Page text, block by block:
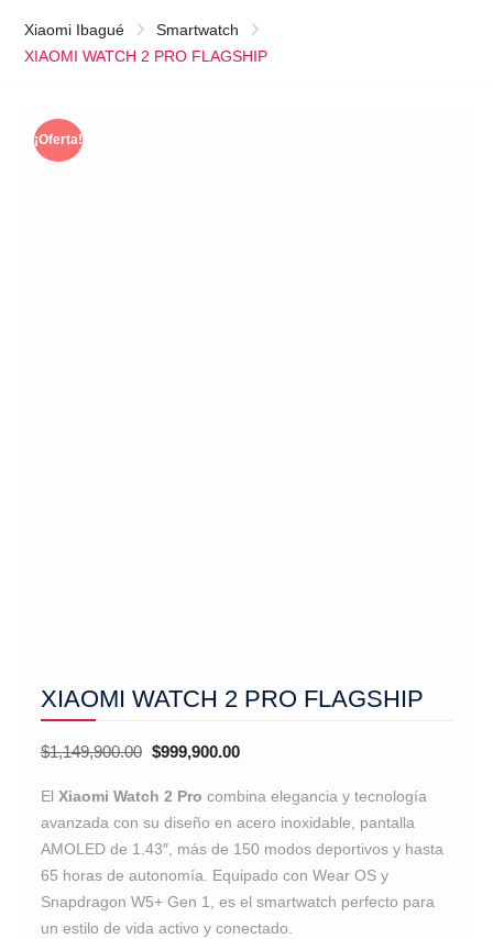
Xiaomi Ibagué
Smartwatch
XIAOMI WATCH 2 PRO FLAGSHIP
¡Oferta!
XIAOMI WATCH 2 PRO FLAGSHIP
$1,149,900.00 El
original
$999,900.00
actual
El Xiaomi Watch 2 Pro combina elegancia y tecnología
avanzada con su diseño en acero inoxidable, pantalla
AMOLED de 1.43″, más de 150 modos deportivos y hasta
65 horas de autonomía.
Equipado con Wear OS y
Snapdragon W5+ Gen 1, es el smartwatch perfecto para
un estilo de vida activo y conectado.